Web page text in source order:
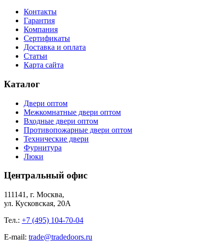
Контакты
Гарантия
Компания
Сертификаты
Доставка и оплата
Статьи
Карта сайта
Каталог
Двери оптом
Межкомнатные двери оптом
Входные двери оптом
Противопожарные двери оптом
Технические двери
Фурнитура
Люки
Центральный офис
111141, г. Москва,
ул. Кусковская, 20А
Тел.: +7 (495) 104-70-04
E-mail: trade@tradedoors.ru